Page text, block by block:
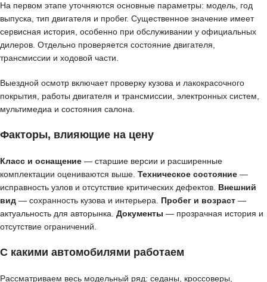
На первом этапе уточняются основные параметры: модель, год
выпуска, тип двигателя и пробег. Существенное значение имеет
сервисная история, особенно при обслуживании у официальных
дилеров. Отдельно проверяется состояние двигателя,
трансмиссии и ходовой части.
Выездной осмотр включает проверку кузова и лакокрасочного
покрытия, работы двигателя и трансмиссии, электронных систем,
мультимедиа и состояния салона.
Факторы, влияющие на цену
Класс и оснащение — старшие версии и расширенные
комплектации оцениваются выше. Техническое состояние —
исправность узлов и отсутствие критических дефектов. Внешний
вид — сохранность кузова и интерьера. Пробег и возраст —
актуальность для авторынка. Документы — прозрачная история и
отсутствие ограничений.
С какими автомобилями работаем
Рассматриваем весь модельный ряд: седаны, кроссоверы,